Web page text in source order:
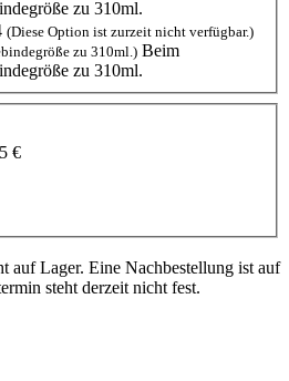
zu 310ml.
(Diese Option ist zurzeit nicht verfügbar.)
zu 310ml.) Beim
zu 310ml.
€
auf Lager. Eine Nachbestellung ist auf
steht derzeit nicht fest.